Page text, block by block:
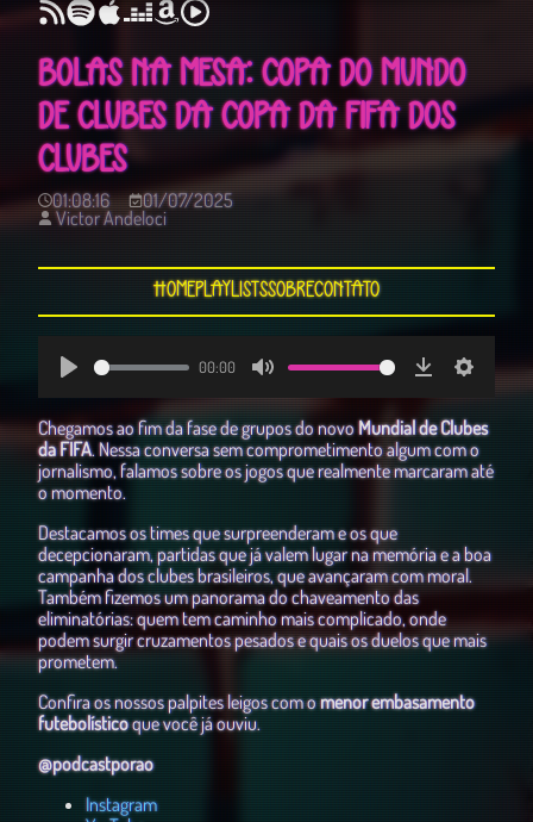
BOLAS NA MESA: COPA DO MUNDO
DE CLUBES DA COPA DA FIFA DOS
CLUBES
01:08:16 01/07/2025
Victor Andeloci
HomePlaylistsSobreContato
Play
00:00
Mute DownloadSettings
Chegamos ao fim da fase de grupos do novoMundial de Clubes
da FIFA. Nessa conversa sem comprometimento algum com o
jornalismo, falamos sobre os jogos que realmente marcaram até
o momento.
Destacamos os times que surpreenderam e os que
decepcionaram, partidas que já valem lugar na memória e a boa
campanha dos clubes brasileiros, que avançaram com moral.
Também fizemos um panorama do chaveamento das
eliminatórias: quem tem caminho mais complicado, onde
podem surgir cruzamentos pesados e quais os duelos que mais
prometem.
Confira os nossos palpites leigos com omenor embasamento
futebolísticoque você já ouviu.
@podcastporao
⁠⁠⁠⁠⁠⁠⁠⁠⁠⁠⁠⁠⁠Instagram⁠⁠⁠⁠⁠⁠⁠⁠⁠⁠⁠⁠⁠